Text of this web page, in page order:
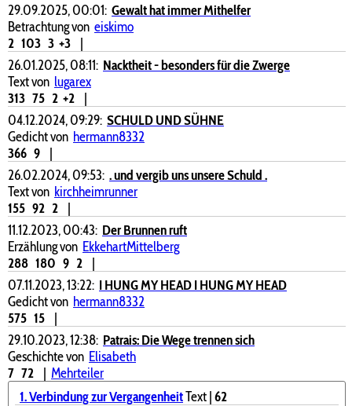
29.09.2025, 00:01: Gewalt hat immer Mithelfer
Betrachtung von eiskimo
2 103 3 +3
|
26.01.2025, 08:11: Nacktheit - besonders für die Zwerge
Text von lugarex
313 75 2 +2
|
04.12.2024, 09:29: SCHULD UND SÜHNE
Gedicht von hermann8332
366 9
|
26.02.2024, 09:53: . und vergib uns unsere Schuld .
Text von kirchheimrunner
155 92 2
|
11.12.2023, 00:43: Der Brunnen ruft
Erzählung von EkkehartMittelberg
288 180 9 2
|
07.11.2023, 13:22: I HUNG MY HEAD I HUNG MY HEAD
Gedicht von hermann8332
575 15
|
29.10.2023, 12:38: Patrais: Die Wege trennen sich
Geschichte von Elisabeth
7 72 | Mehrteiler
1. Verbindung zur VergangenheitText |62